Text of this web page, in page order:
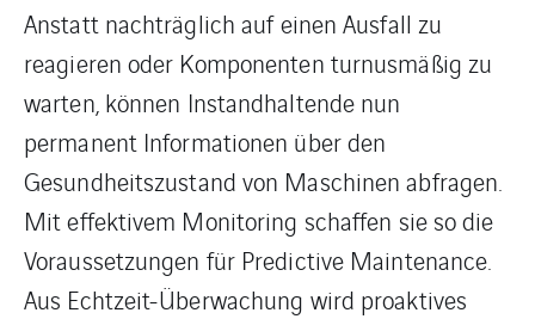
Anstatt nachträglich auf einen Ausfall zu
reagieren oder Komponenten turnusmäßig zu
warten, können Instandhaltende nun
permanent Informationen über den
Gesundheitszustand von Maschinen abfragen.
Mit effektivem Monitoring schaffen sie so die
Voraussetzungen für Predictive Maintenance.
Aus Echtzeit-Überwachung wird proaktives